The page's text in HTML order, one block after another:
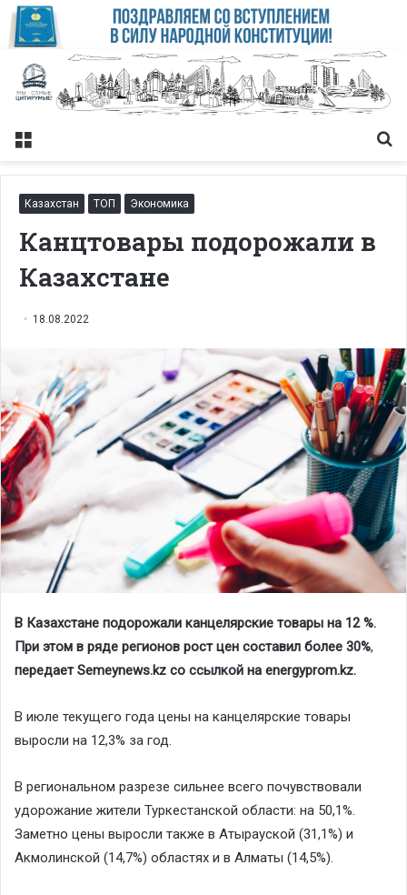
Меню
Казахстан ТОП Экономика
Канцтовары подорожали в
Казахстане
18.08.2022
В Казахстане подорожали канцелярские товары на 12 %.
При этом в ряде регионов рост цен составил более 30%,
передает Semeynews.kz со ссылкой на energyprom.kz.
В июле текущего года цены на канцелярские товары
выросли на 12,3% за год.
В региональном разрезе сильнее всего почувствовали
удорожание жители Туркестанской области: на 50,1%.
Заметно цены выросли также в Атырауской (31,1%) и
Акмолинской (14,7%) областях и в Алматы (14,5%).